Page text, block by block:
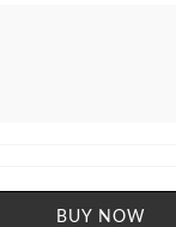
BUY NOW